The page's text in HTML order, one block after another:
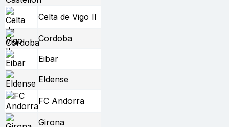
Celta de Vigo II
Cordoba
Eibar
Eldense
FC Andorra
Girona